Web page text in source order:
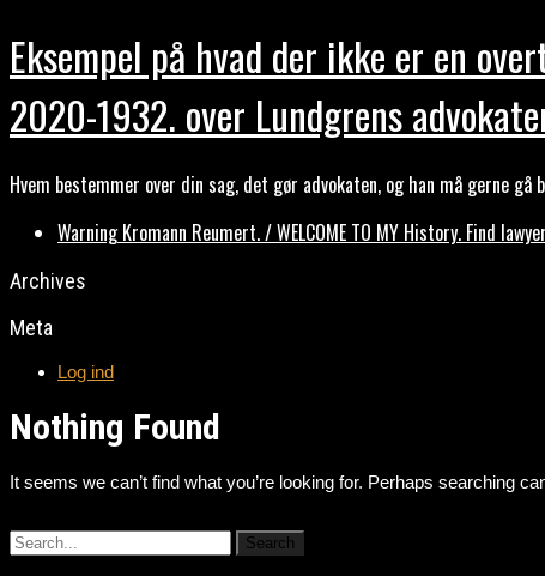
Eksempel på hvad der ikke er en
2020-1932. over Lundgrens
Hvem bestemmer over din sag, det gør advokaten, og han må gerne
Warning Kromann Reumert. / WELCOME TO MY History. Find
Archives
Meta
Log ind
Nothing Found
It seems we can’t find what you’re looking for. Perhaps searching